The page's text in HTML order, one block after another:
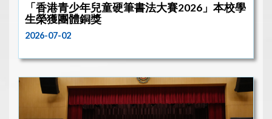
「香港青少年兒童硬筆書法大賽2026」本校學
生榮獲團體銅獎
2026-07-02